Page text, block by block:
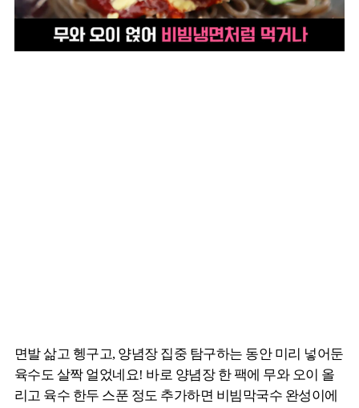
면발 삶고 헹구고, 양념장 집중 탐구하는 동안 미리 넣어둔
육수도 살짝 얼었네요! 바로 양념장 한 팩에 무와 오이 올
리고 육수 한두 스푼 정도 추가하면 비빔막국수 완성이에